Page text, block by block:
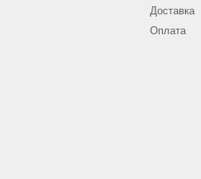
Доставка
Оплата